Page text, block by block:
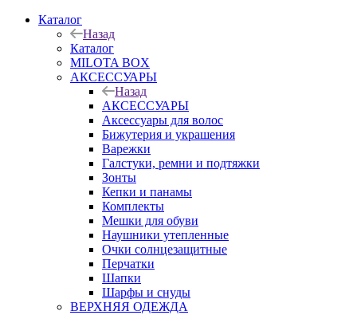
Каталог
Назад
Каталог
MILOTA BOX
АКСЕССУАРЫ
Назад
АКСЕССУАРЫ
Аксессуары для волос
Бижутерия и украшения
Варежки
Галстуки, ремни и подтяжки
Зонты
Кепки и панамы
Комплекты
Мешки для обуви
Наушники утепленные
Очки солнцезащитные
Перчатки
Шапки
Шарфы и снуды
ВЕРХНЯЯ ОДЕЖДА